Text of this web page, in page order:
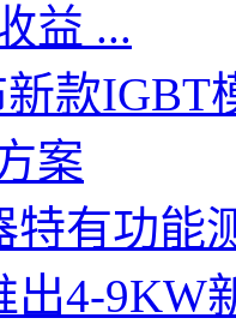
益 ...
款IGBT
案
特有功能
出4-